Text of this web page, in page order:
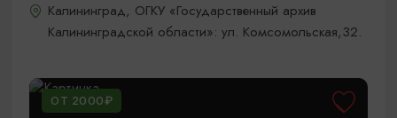
Калининград, ОГКУ «Государственный архив
Калининградской области»: ул. Комсомольская,32.
ОТ 2000₽